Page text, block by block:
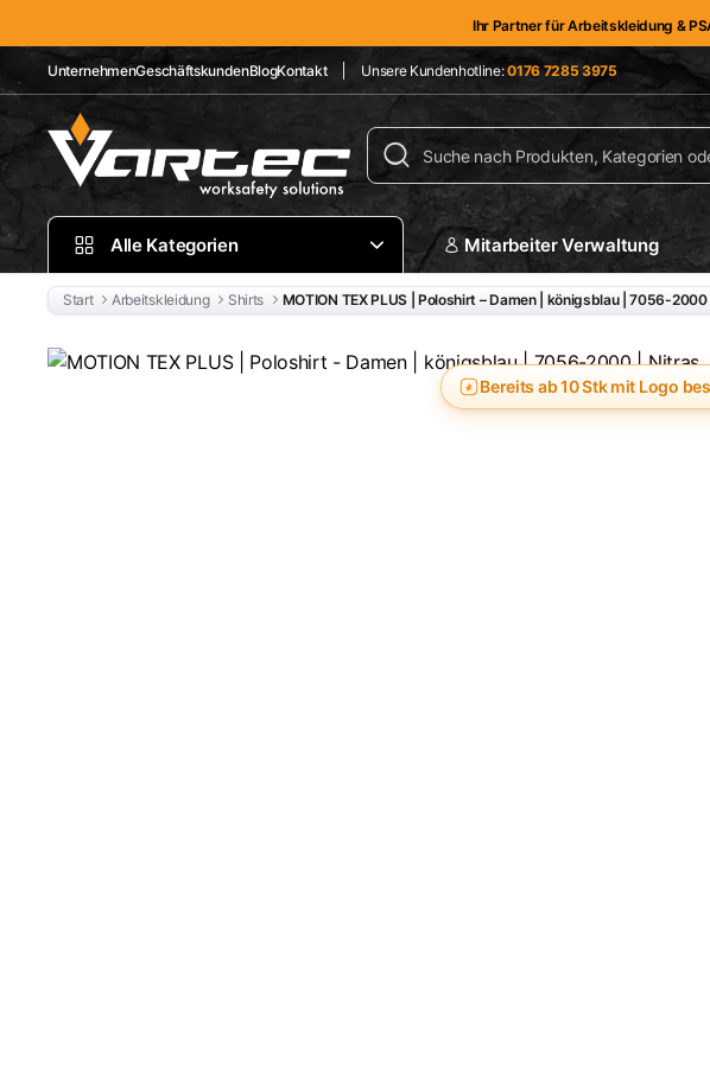
Ihr Partner für Arbeitskleidung &
UnternehmenGeschäftskundenBlogKontakt Unsere Kundenhotline:0176 7285 3975
Alle Kategorien Mitarbeiter Verwaltung
Start Arbeitskleidung Shirts MOTION TEX PLUS | Poloshirt – Damen | königsblau | 7056-
Bereits ab 10 Stk mit Logo